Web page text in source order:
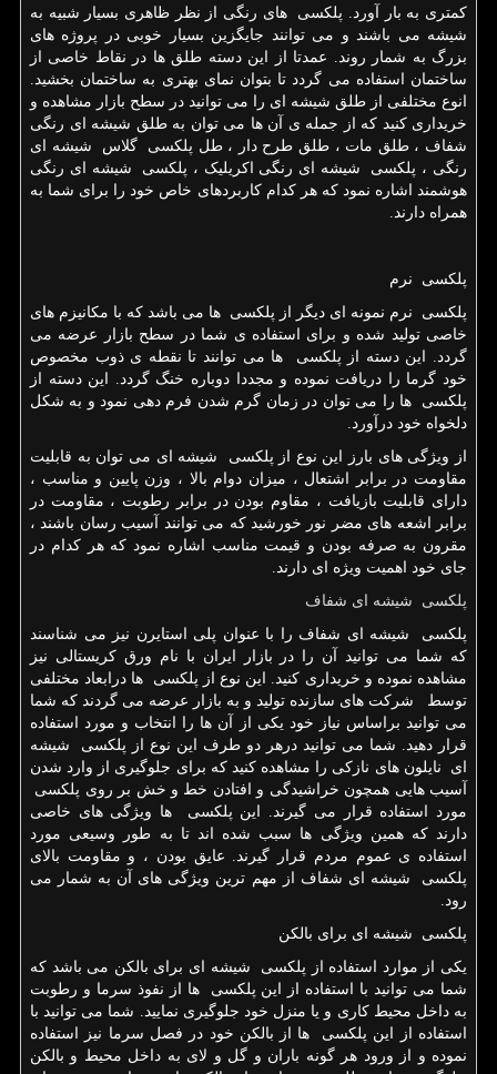
کمتری به بار آورد. پلکسی های رنگی از نظر ظاهری بسیار شبیه به
شیشه می باشند و می توانند جایگزین بسیار خوبی در پروژه های
بزرگ به شمار روند. عمدتا از این دسته طلق ها در نقاط خاصی از
ساختمان استفاده می گردد تا بتوان نمای بهتری به ساختمان بخشید.
انوع مختلفی از طلق شیشه ای را می توانید در سطح بازار مشاهده و
خریداری کنید که از جمله ی آن ها می توان به طلق شیشه ای رنگی
شفاف ، طلق مات ، طلق طرح دار ، طل پلکسی گلاس شیشه ای
رنگی ، پلکسی شیشه ای رنگی اکریلیک ، پلکسی شیشه ای رنگی
هوشمند اشاره نمود که هر کدام کاربردهای خاص خود را برای شما به
همراه دارند.
پلکسی نرم
پلکسی نرم نمونه ای دیگر از پلکسی ها می باشد که با مکانیزم های
خاصی تولید شده و برای استفاده ی شما در سطح بازار عرضه می
گردد. این دسته از پلکسی ها می توانند تا نقطه ی ذوب مخصوص
خود گرما را دریافت نموده و مجددا دوباره خنگ گردد. این دسته از
پلکسی ها را می توان در زمان گرم شدن فرم دهی نمود و به شکل
دلخواه خود درآورد.
از ویژگی های بارز این نوع از پلکسی شیشه ای می توان به قابلیت
مقاومت در برابر اشتعال ، میزان دوام بالا ، وزن پایین و مناسب ،
دارای قابلیت بازیافت ، مقاوم بودن در برابر رطوبت ، مقاومت در
برابر اشعه های مضر نور خورشید که می توانند آسیب رسان باشند ،
مقرون به صرفه بودن و قیمت مناسب اشاره نمود که هر کدام در
جای خود اهمیت ویژه ای دارند.
پلکسی شیشه ای شفاف
پلکسی شیشه ای شفاف را با عنوان پلی استایرن نیز می شناسند
که شما می توانید آن را در بازار ایران با نام ورق کریستالی نیز
مشاهده نموده و خریداری کنید. این نوع از پلکسی ها درابعاد مختلفی
توسط شرکت های سازنده تولید و به بازار عرضه می گردند که شما
می توانید براساس نیاز خود یکی از آن ها را انتخاب و مورد استفاده
قرار دهید. شما می توانید درهر دو طرف این نوع از پلکسی شیشه
ای نایلون های نازکی را مشاهده کنید که برای جلوگیری از وارد شدن
آسیب هایی همچون خراشیدگی و افتادن خط و خش بر روی پلکسی
مورد استفاده قرار می گیرند. این پلکسی ها ویژگی های خاصی
دارند که همین ویژگی ها سبب شده اند تا به طور وسیعی مورد
استفاده ی عموم مردم قرار گیرند. عایق بودن ، و مقاومت بالای
پلکسی شیشه ای شفاف از مهم ترین ویژگی های آن به شمار می
رود.
پلکسی شیشه ای برای بالکن
یکی از موارد استفاده از پلکسی شیشه ای برای بالکن می باشد که
شما می توانید با استفاده از این پلکسی ها از نفوذ سرما و رطوبت
به داخل محیط کاری و یا منزل خود جلوگیری نمایید. شما می توانید با
استفاده از این پلکسی ها از بالکن خود در فصل سرما نیز استفاده
نموده و از ورود هر گونه باران و گل و لای به داخل محیط و بالکن